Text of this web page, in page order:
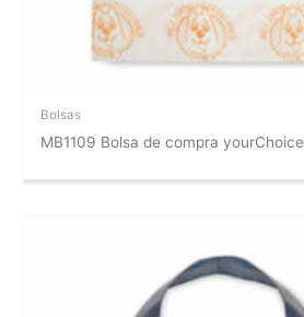
Bolsas
MB1109 Bolsa de compra yourChoice